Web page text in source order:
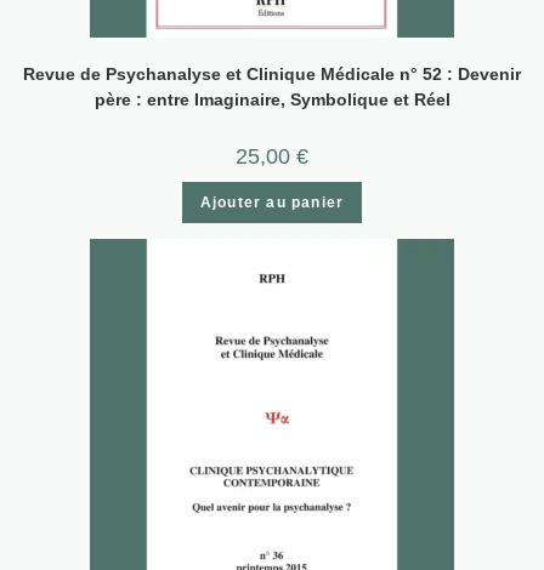
Revue de Psychanalyse et Clinique Médicale n° 52 : Devenir
père : entre Imaginaire, Symbolique et Réel
25,00 €
Ajouter au panier